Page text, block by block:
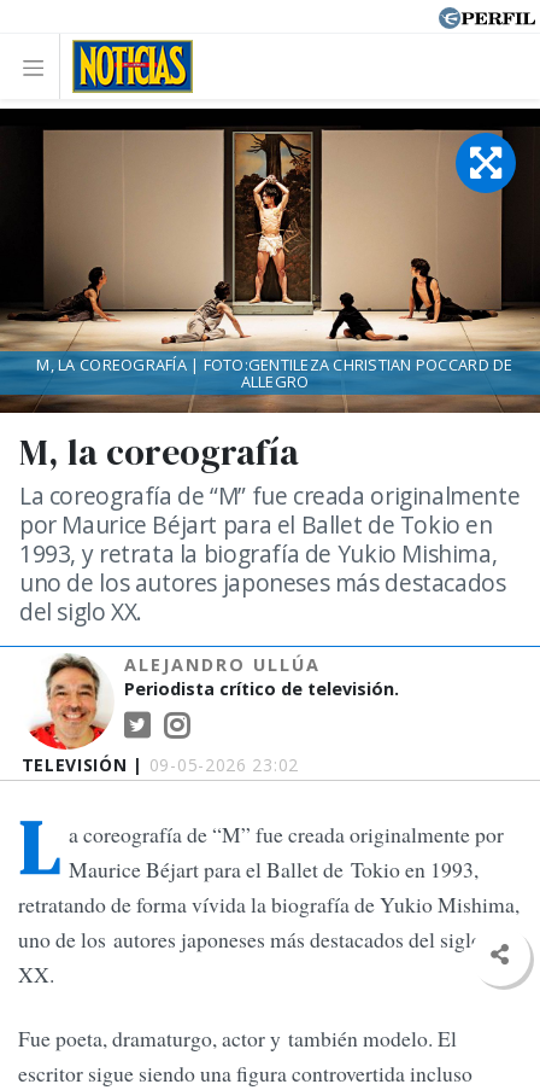
TELEVISIÓN | 09-05-2026 23:02
M, la coreografía
La coreografía de “M” fue creada originalmente
por Maurice Béjart para el Ballet de Tokio en
1993, y retrata la biografía de Yukio Mishima,
uno de los autores japoneses más destacados
del siglo XX.
ALEJANDRO ULLÚA
Periodista crítico de televisión.
M, LA COREOGRAFÍA | FOTO:GENTILEZA CHRISTIAN POCCARD DE
ALLEGRO
L a coreografía de “M” fue creada originalmente por
Maurice Béjart para el Ballet de Tokio en 1993,
retratando de forma vívida la biografía de Yukio Mishima,
uno de los autores japoneses más destacados del siglo
XX.
Fue poeta, dramaturgo, actor y también modelo. El
escritor sigue siendo una figura controvertida incluso